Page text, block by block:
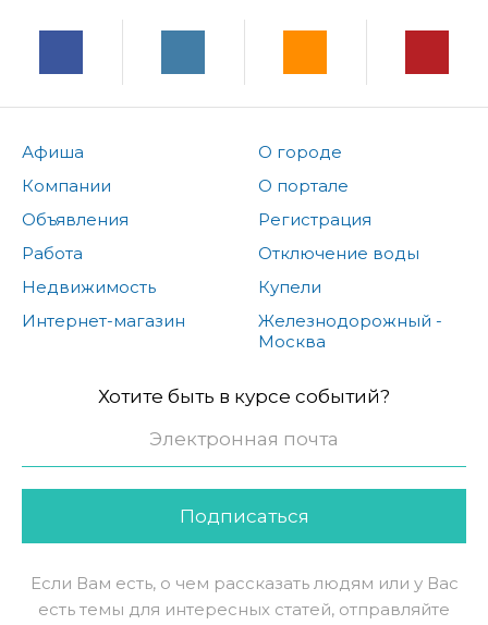
Афиша
Компании
Объявления
Работа
Недвижимость
Интернет-магазин
О городе
О портале
Регистрация
Отключение воды
Купели
Железнодорожный -
Москва
Хотите быть в курсе событий?
Подписаться
Если Вам есть, о чем рассказать людям или у Вас
есть темы для интересных статей, отправляйте